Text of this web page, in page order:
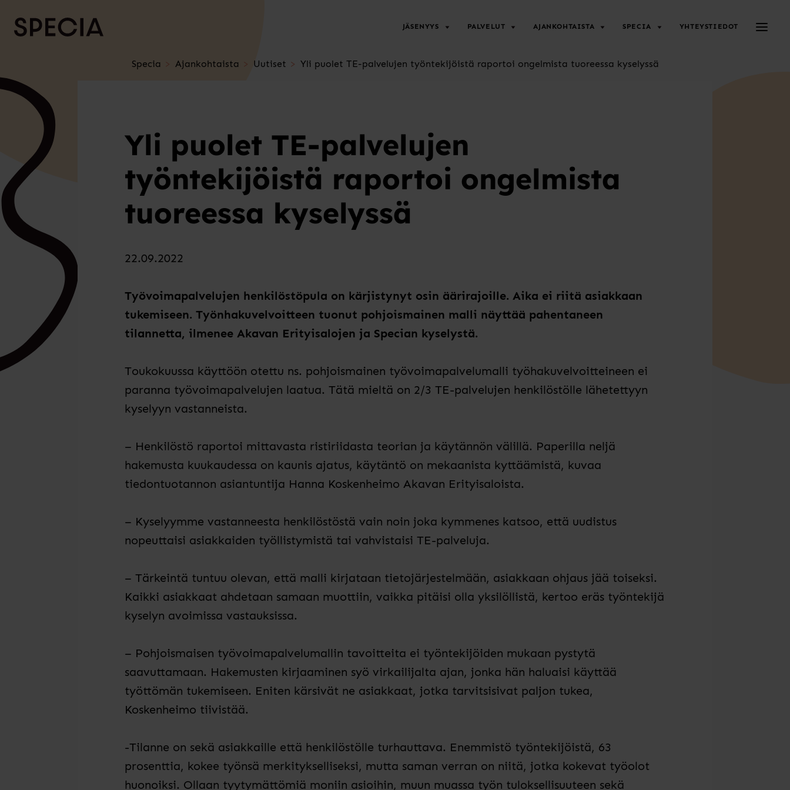
JÄSENYYS PALVELUT AJANKOHTAISTA SPECIA YHTEYSTIEDOT Avaa/
Specia Ajankohtaista Uutiset Yli puolet TE-palvelujen työntekijöistä raportoi ongelmista tuoreessa kyselyssä
Yli puolet TE-palvelujen
työntekijöistä raportoi ongelmista
tuoreessa kyselyssä
22.09.2022
Työvoimapalvelujen henkilöstöpula on kärjistynyt osin äärirajoille. Aika ei riitä asiakkaan
tukemiseen. Työnhakuvelvoitteen tuonut pohjoismainen malli näyttää pahentaneen
tilannetta, ilmenee Akavan Erityisalojen ja Specian kyselystä.
Toukokuussa käyttöön otettu ns. pohjoismainen työvoimapalvelumalli työhakuvelvoitteineen ei
paranna työvoimapalvelujen laatua. Tätä mieltä on 2/3 TE-palvelujen henkilöstölle lähetettyyn
kyselyyn vastanneista.
– Henkilöstö raportoi mittavasta ristiriidasta teorian ja käytännön välillä. Paperilla neljä
hakemusta kuukaudessa on kaunis ajatus, käytäntö on mekaanista kyttäämistä, kuvaa
tiedontuotannon asiantuntija Hanna Koskenheimo Akavan Erityisaloista.
– Kyselyymme vastanneesta henkilöstöstä vain noin joka kymmenes katsoo, että uudistus
nopeuttaisi asiakkaiden työllistymistä tai vahvistaisi TE-palveluja.
– Tärkeintä tuntuu olevan, että malli kirjataan tietojärjestelmään, asiakkaan ohjaus jää toiseksi.
Kaikki asiakkaat ahdetaan samaan muottiin, vaikka pitäisi olla yksilöllistä, kertoo eräs työntekijä
kyselyn avoimissa vastauksissa.
– Pohjoismaisen työvoimapalvelumallin tavoitteita ei työntekijöiden mukaan pystytä
saavuttamaan. Hakemusten kirjaaminen syö virkailijalta ajan, jonka hän haluaisi käyttää
työttömän tukemiseen. Eniten kärsivät ne asiakkaat, jotka tarvitsisivat paljon tukea,
Koskenheimo tiivistää.
-Tilanne on sekä asiakkaille että henkilöstölle turhauttava. Enemmistö työntekijöistä, 63
prosenttia, kokee työnsä merkitykselliseksi, mutta saman verran on niitä, jotka kokevat työolot
huonoiksi. Ollaan tyytymättömiä moniin asioihin, muun muassa työn tuloksellisuuteen sekä